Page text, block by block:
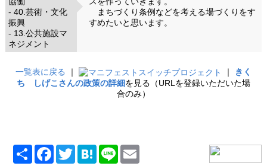
- 40.芸術・文化
振興
- 13.公共施設マ
ネジメント
まちづくり条例などを考える場づくりをす
すめたいと思います。
一覧表に戻る ｜ ｜
きく
ち しげこさんの政策の詳細を見る（URLを登録いただいた場
合のみ）
共
有
Facebook
TwitterHatenaLine